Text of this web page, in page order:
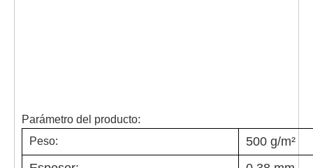
Parámetro del producto:
Peso:
500 g/m²